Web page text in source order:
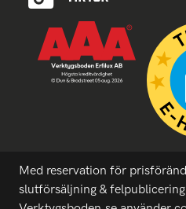
Med reservation för
slutförsäljning & felpublicering